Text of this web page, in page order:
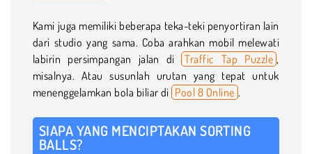
Kami juga memiliki beberapa teka-teki penyortiran lain
dari studio yang sama. Coba arahkan mobil melewati
labirin persimpangan jalan di Traffic Tap Puzzle ,
misalnya. Atau susunlah urutan yang tepat untuk
menenggelamkan bola biliar di Pool 8 Online .
SIAPA YANG MENCIPTAKAN SORTING
BALLS?